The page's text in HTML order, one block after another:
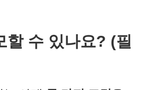
할 수 있나요? (필